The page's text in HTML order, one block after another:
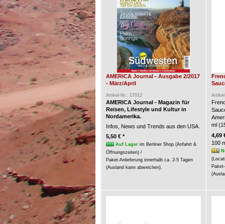
AMERICA Journal - Ausgabe 2/2017
- März/April
Artikel-Nr.: 17012
AMERICA Journal - Magazin für
Reisen, Lifestyle und Kultur in
Nordamerika.
Infos, News und Trends aus den USA.
5,50 € *
Auf Lagerim Berliner Shop (Anfahrt &
Öffnungszeiten) /
Paket-Anlieferung innerhalb ca. 2-5 Tagen
(Ausland kann abweichen).
ml
4,69
100